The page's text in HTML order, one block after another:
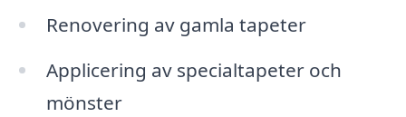
Renovering av gamla tapeter
Applicering av specialtapeter och
mönster